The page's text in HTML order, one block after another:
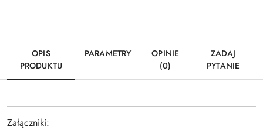
OPIS
PRODUKTU
PARAMETRY
OPINIE
(0)
ZADAJ
PYTANIE
Załączniki: